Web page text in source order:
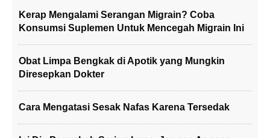
Kerap Mengalami Serangan Migrain? Coba
Konsumsi Suplemen Untuk Mencegah Migrain Ini
Obat Limpa Bengkak di Apotik yang Mungkin
Diresepkan Dokter
Cara Mengatasi Sesak Nafas Karena Tersedak